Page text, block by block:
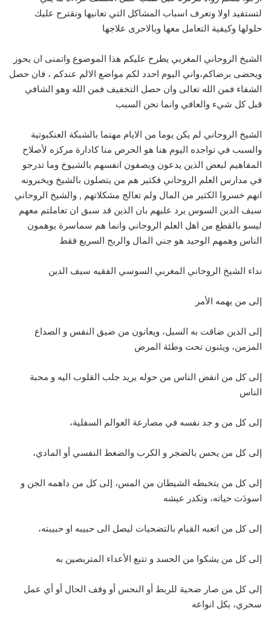
لتستفيد اولا وتعرف اسباب المشاكل التي تعانيها ونقترح عليك
حلولها وكيفية التعامل معها وبالاحرى علاجها
الشيخ الروحاني المغربي يطرح عليكم هذا الموضوع واتمنى ان يحوز
ويحضى برضاكم،واني اليوم احدد لكم مواضع الالم عندكم ، فان حصل
الشفاء فمن الله تعالى وان حصل التخفيف فمن الله وهو الشافي
قبل كل شيء والعافي وانما نحن السبب
الشيخ الروحاني لم يكن يوما من الايام مهتما بالشبكة العنكبوتية
والسبب في تواجده اليوم هنا هو الحرص منا كادارة مركزه لأصلاح
المفاهيم لبعض الذين يدعون ويصفون انفسهم بالشيوخ وما تدرجو
في مدارس العلم الروحاني فكثير هم من يتصلون بالشيخ ويخبرونه
انهم خسروا الكثير من المال ولم تعالج مشكلاتهم , والشيخ الروحاني
سيف الدين السوس يرد عليهم بان الذين قد سبق ان تعاملتم معهم
ليسو بالقطع من اهل العلم الروحاني وانما هم سماسرة يوهمون
الناس وهمهم الوحيد هو جني المال والربح السريع فقط
نداء الشيخ الروحاني المغربي السوسي الفقيه سيف الدين
إلى من يهمه الأمر
إلى الذين ضاقت به السبل، ويعانون من ضيق النفس و الصداع
المزمن، ويئنون تحت وطئة المرض
إلى كل من انفض الناس من حوله يريد جلب القلوب اليه و محبة
الناس
إلى كل من و جد نفسه في مصارعة العوالم السفلية،
إلى كل من يحس بالضجر و الكرب والضغط النفسي أو المادي،
إلى كل من يتخبطه الشيطان من المس، إلى كل من داهمه الجن و
اسودَت حياته، وتكدر عيشه
إلى كل من اتعبه القيام بالتضحيات ليصل الى حبيبه او حبيبته،
إلى كل من يشكوا من الحسد و تتبع الأعداء المتربصين به
إلى كل من صار ضحية للربط أو النحس أو وقف الحال أو أي عمل
سحري، بكل انواعه